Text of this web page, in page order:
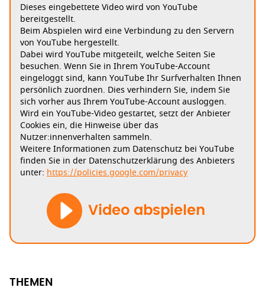
Dieses eingebettete Video wird von YouTube
bereitgestellt.
Beim Abspielen wird eine Verbindung zu den Servern
von YouTube hergestellt.
Dabei wird YouTube mitgeteilt, welche Seiten Sie
besuchen. Wenn Sie in Ihrem YouTube-Account
eingeloggt sind, kann YouTube Ihr Surfverhalten Ihnen
persönlich zuordnen. Dies verhindern Sie, indem Sie
sich vorher aus Ihrem YouTube-Account ausloggen.
Wird ein YouTube-Video gestartet, setzt der Anbieter
Cookies ein, die Hinweise über das
Nutzer:innenverhalten sammeln.
Weitere Informationen zum Datenschutz bei YouTube
finden Sie in der Datenschutzerklärung des Anbieters
unter: https://policies.google.com/privacy
Video abspielen